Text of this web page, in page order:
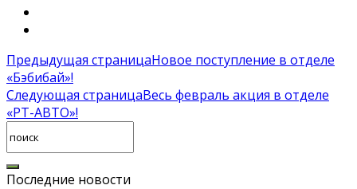
Предыдущая страницаНовое поступление в отделе
«Бэбибай»!
Следующая страницаВесь февраль акция в отделе
«РТ-АВТО»!
Последние новости